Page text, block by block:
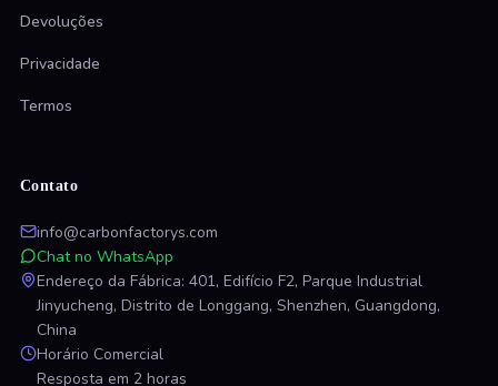
Devoluções
Privacidade
Termos
Contato
info@carbonfactorys.com
Chat no WhatsApp
Endereço da Fábrica: 401, Edifício F2, Parque Industrial
Jinyucheng, Distrito de Longgang, Shenzhen, Guangdong,
China
Horário Comercial
Resposta em 2 horas